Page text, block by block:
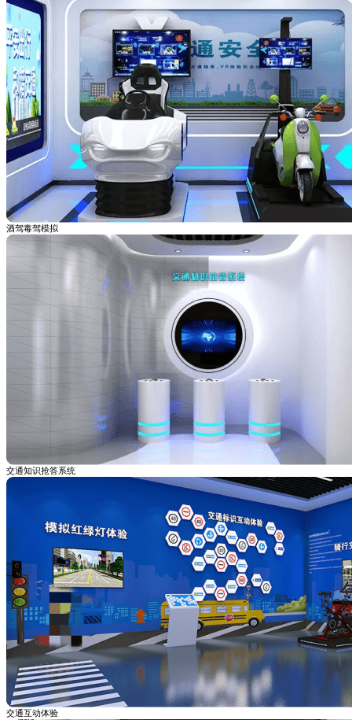
酒驾毒驾模拟
交通知识抢答系统
交通互动体验